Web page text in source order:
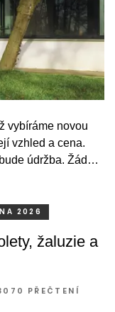
vybíráme novou
vzhled a cena.
údržba. Žádný
na něm dříve či
2026
žaluzie a
PŘEČTENÍ